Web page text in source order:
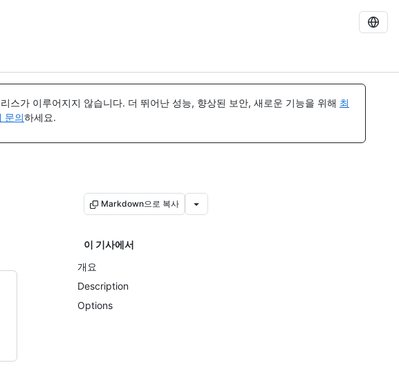
스가 이루어지지 않습니다. 더 뛰어난 성능, 향상된 보안, 새로운 기능을 위해 최
문의하세요.
Markdown으로 복사
이 기사에서
개요
Description
Options